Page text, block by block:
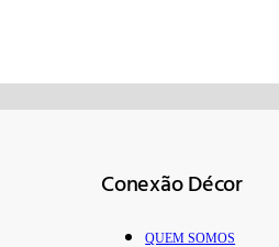
Conexão Décor
QUEM SOMOS